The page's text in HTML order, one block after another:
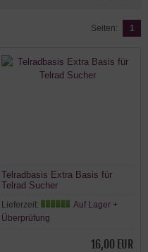
Seiten: 1
Telradbasis Extra Basis für
Telrad Sucher
Lieferzeit:
Auf Lager +
Überprüfung
16,00 EUR